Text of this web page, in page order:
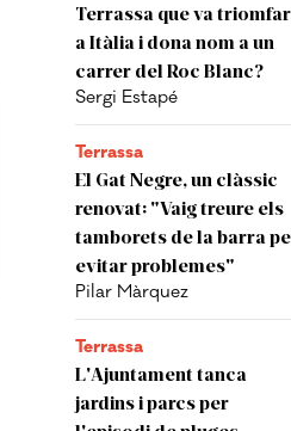
Terrassa que va triomfar
a Itàlia i dona nom a un
carrer del Roc Blanc?
Sergi Estapé
Terrassa
El Gat Negre, un clàssic
renovat: "Vaig treure els
tamborets de la barra
evitar problemes"
Pilar Màrquez
Terrassa
L'Ajuntament tanca
jardins i parcs per